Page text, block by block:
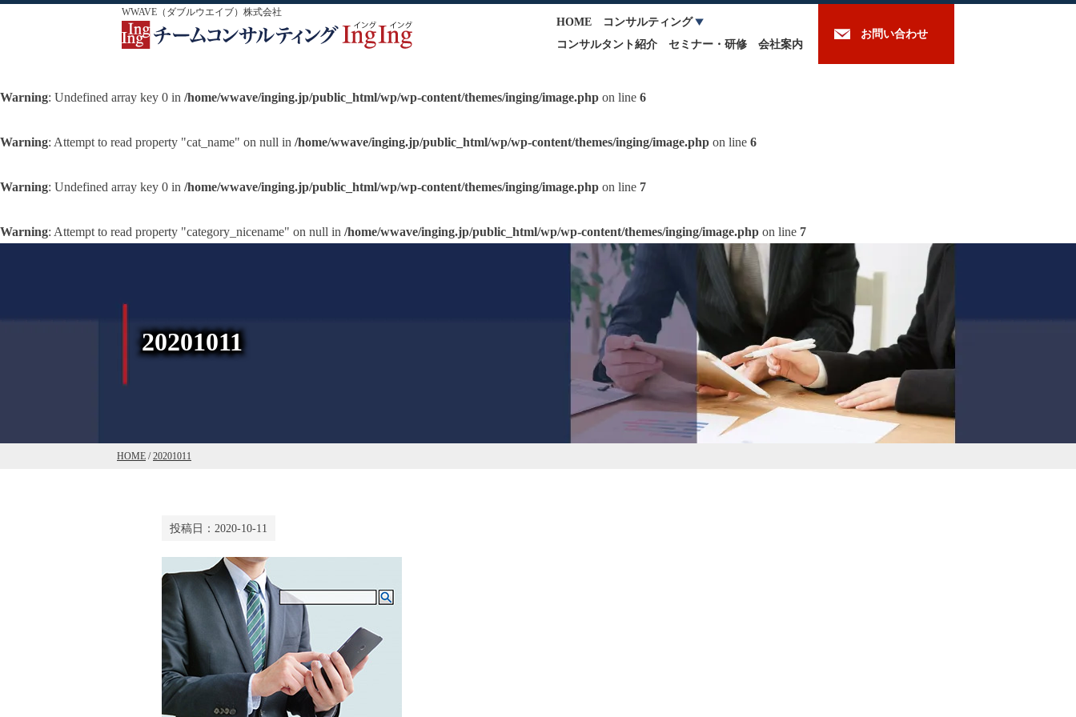
WWAVE（ダブルウエイブ）株式会社
お問い合わせ
HOME
コンサルティング
コンサルタント紹介
セミナー・研修 会社案内
Warning: Undefined array key 0 in /home/wwave/inging.jp/public_html/wp/wp-content/themes/inging/image.php on line 6
Warning: Attempt to read property "cat_name" on null in /home/wwave/inging.jp/public_html/wp/wp-content/themes/inging/image.php on line 6
Warning: Undefined array key 0 in /home/wwave/inging.jp/public_html/wp/wp-content/themes/inging/image.php on line 7
Warning: Attempt to read property "category_nicename" on null in /home/wwave/inging.jp/public_html/wp/wp-content/themes/inging/image.php on line 7
20201011
HOME /20201011
投稿日： 2020-10-11